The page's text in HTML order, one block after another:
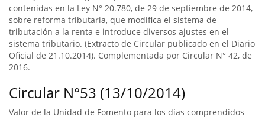
contenidas en la Ley N° 20.780, de 29 de septiembre de 2014,
sobre reforma tributaria, que modifica el sistema de
tributación a la renta e introduce diversos ajustes en el
sistema tributario. (Extracto de Circular publicado en el Diario
Oficial de 21.10.2014). Complementada por Circular N° 42, de
2016.
Circular N°53 (13/10/2014)
Valor de la Unidad de Fomento para los días comprendidos